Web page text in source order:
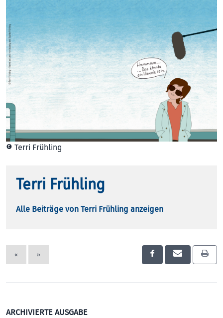
© Terri Frühling
Terri Frühling
Alle Beiträge von Terri Frühling anzeigen
« »
ARCHIVIERTE AUSGABE